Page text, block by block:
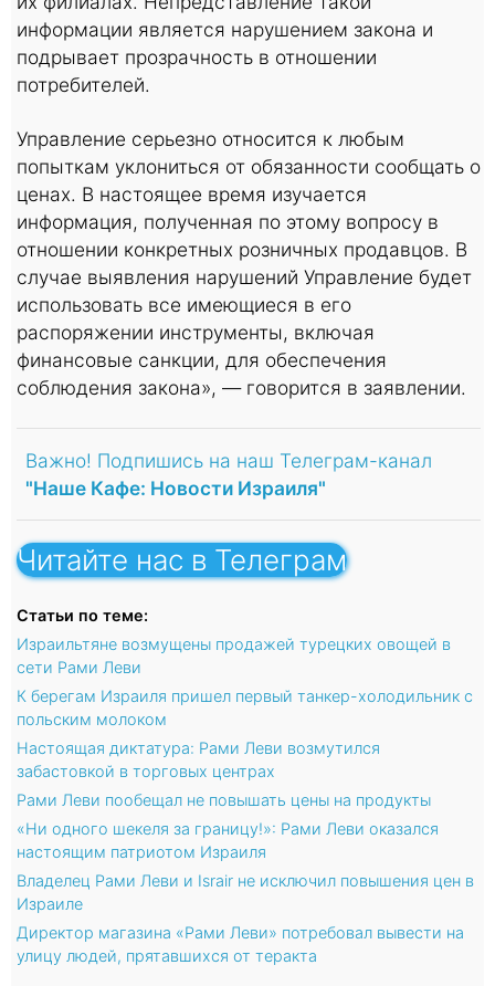
информации является нарушением закона и
подрывает прозрачность в отношении
потребителей.
Управление серьезно относится к любым
попыткам уклониться от обязанности сообщать о
ценах. В настоящее время изучается
информация, полученная по этому вопросу в
отношении конкретных розничных продавцов. В
случае выявления нарушений Управление будет
использовать все имеющиеся в его
распоряжении инструменты, включая
финансовые санкции, для обеспечения
соблюдения закона», — говорится в заявлении.
Важно! Подпишись на наш Телеграм-канал
"Наше Кафе: Новости Израиля"
Читайте нас в Телеграм
Статьи по теме:
Израильтяне возмущены продажей турецких овощей в
сети Рами Леви
К берегам Израиля пришел первый танкер-холодильник с
польским молоком
Настоящая диктатура: Рами Леви возмутился
забастовкой в торговых центрах
Рами Леви пообещал не повышать цены на продукты
«Ни одного шекеля за границу!»: Рами Леви оказался
настоящим патриотом Израиля
Владелец Рами Леви и Israir не исключил повышения цен в
Израиле
Директор магазина «Рами Леви» потребовал вывести на
улицу людей, прятавшихся от теракта